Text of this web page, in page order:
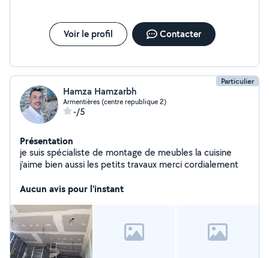
Voir le profil Contacter
Particulier
Hamza Hamzarbh
Armentières (centre republique 2)
-/5
Présentation
je suis spécialiste de montage de meubles la cuisine
j'aime bien aussi les petits travaux merci cordialement
Aucun avis pour l'instant